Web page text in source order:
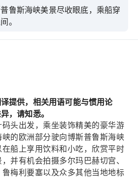
鲁斯海峡美景尽收眼底，乘船穿
。
下，聆听引人入胜的故事和历
提供，相关用语可能与惯用论
，请知悉。
码头出发，乘坐装饰精美的豪华游
的欧洲部分驶向博斯普鲁斯海峡
船上享用饮料和小吃，欣赏平时
并有机会拍摄多尔玛巴赫切宫、
梅利要塞以及众多其他当地地标